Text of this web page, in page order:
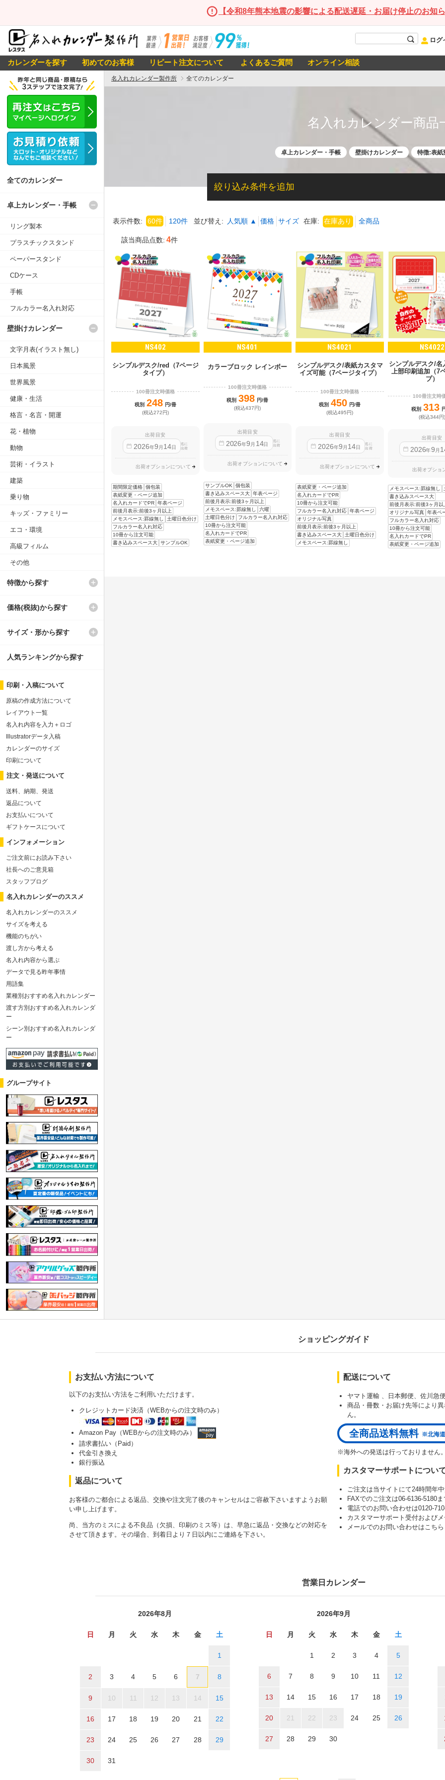
【令和8年熊本地震の影響による配送遅延・お届け停止のお知ら
ログ
カレンダーを探す 初めてのお客様 リピート注文について よくあるご質問 オンライン相談
名入れカレンダー製作所 全てのカレンダー
名入れカレンダー商品
卓上カレンダー・手帳 壁掛けカレンダー 特徴:表紙
絞り込み条件を追加
表示件数: 60件 120件 並び替え: 人気順 ▲ 価格 サイズ 在庫:
該当商品点数: 4件
NS402
シンプルデスク/red（7ページ
タイプ）
100冊注文時価格
税別 248 円/冊
(税込272円)
出荷目安
2026年9 月 14日
迄に
出荷
出荷オプションについて
期間限定価格 個包装
表紙変更・ページ追加
名入れカードでPR 年表ページ
前後月表示:前後3ヶ月以上
メモスペース:罫線無し
土曜日色分け
フルカラー名入れ対応
10冊から注文可能
書き込みスペース大 サンプルOK
NS401
カラーブロック レインボー
100冊注文時価格
税別 398 円/冊
(税込437円)
出荷目安
2026年9 月 14日
迄に
出荷
出荷オプションについて
サンプルOK 個包装
書き込みスペース大 年表ページ
前後月表示:前後3ヶ月以上
メモスペース:罫線無し
六曜
土曜日色分け
フルカラー名入れ対応
10冊から注文可能
名入れカードでPR
表紙変更・ページ追加
NS4021
シンプルデスク/表紙カスタマ
イズ可能（7ページタイプ）
100冊注文時価格
税別 450 円/冊
(税込495円)
出荷目安
2026年9 月 14日
迄に
出荷
出荷オプションについて
表紙変更・ページ追加
名入れカードでPR
10冊から注文可能
フルカラー名入れ対応 年表ページ
オリジナル写真
前後月表示:前後3ヶ月以上
書き込みスペース大 土曜日色分け
メモスペース:罫線無し
NS4022
シンプルデスク/名
上部印刷追加（7
プ）
100冊注文時
税別 313
(税込344円)
出荷目安
2026年9 月
出荷オプショ
メモスペース:罫線無し
書き込みスペース大
前後月表示:前後3ヶ月以
オリジナル写真 年表ペ
フルカラー名入れ対応
10冊から注文可能
名入れカードでPR
表紙変更・ページ追加
全てのカレンダー
卓上カレンダー・手帳
リング製本
プラスチックスタンド
ペーパースタンド
CDケース
手帳
フルカラー名入れ対応
壁掛けカレンダー
文字月表(イラスト無し)
日本風景
世界風景
健康・生活
格言・名言・開運
花・植物
動物
芸術・イラスト
建築
乗り物
キッズ・ファミリー
エコ・環境
高級フィルム
その他
特徴から探す
価格(税抜)から探す
サイズ・形から探す
人気ランキングから探す
印刷・入稿について
原稿の作成方法について
レイアウト一覧
名入れ内容を入力＋ロゴ
Illustratorデータ入稿
カレンダーのサイズ
印刷について
注文・発送について
送料、納期、発送
返品について
お支払いについて
ギフトケースについて
インフォメーション
ご注文前にお読み下さい
社長へのご意見箱
スタッフブログ
名入れカレンダーのススメ
名入れカレンダーのススメ
サイズを考える
機能のちがい
渡し方から考える
名入れ内容から選ぶ
データで見る昨年事情
用語集
業種別おすすめ名入れカレンダー
渡す方別おすすめ名入れカレンダ
ー
シーン別おすすめ名入れカレンダ
ー
グループサイト
ショッピングガイド
お支払い方法について
以下のお支払い方法をご利用いただけます。
クレジットカード決済（WEBからの注文時のみ）
Amazon Pay（WEBからの注文時のみ）
請求書払い（Paid）
代金引き換え
銀行振込
返品について
お客様のご都合による返品、交換や注文完了後のキャンセルはご容赦下さいますようお願
い申し上げます。
尚、当方のミスによる不良品（欠損、印刷のミス等）は、早急に返品・交換などの対応を
させて頂きます。その場合、到着日より７日以内にご連絡を下さい。
配送について
ヤマト運輸 、日本郵便、佐川急
商品・冊数・お届け先等により
ん。
全商品送料無料 ※北海
※海外への発送は行っておりません
カスタマーサポートについ
ご注文は当サイトにて24時間年
FAXでのご注文は06-6136-5180ま
電話でのお問い合わせは0120-
カスタマーサポート受付および
メールでのお問い合わせはこちら
営業日カレンダー
2026年8月
日 月 火 水 木 金 土
1
2 3 4 5 6 7 8
9 10 11 12 13 14 15
16 17 18 19 20 21 22
23 24 25 26 27 28 29
30 31
2026年9月
日 月 火 水 木 金 土
1 2 3 4 5
6 7 8 9 10 11 12
13 14 15 16 17 18 19
20 21 22 23 24 25 26
27 28 29 30